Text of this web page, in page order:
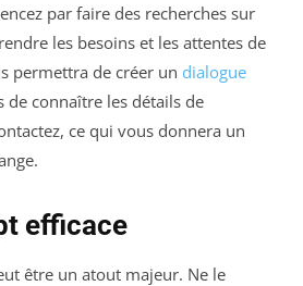
par faire des recherches sur
les besoins et les attentes de
permettra de créer un dialogue
de connaître les détails de
ce qui vous donnera un
efficace
être un atout majeur. Ne le